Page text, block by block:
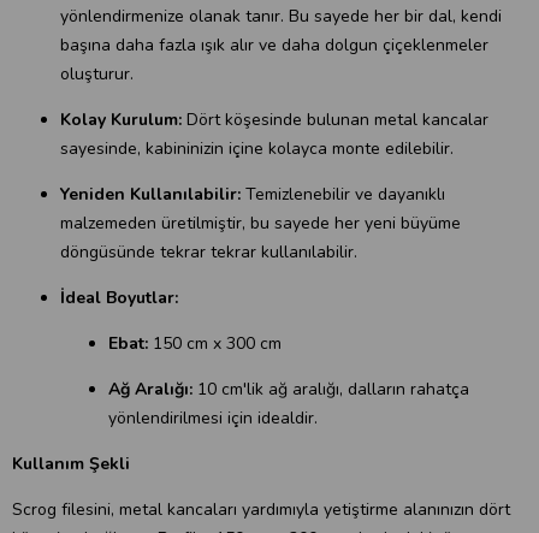
yönlendirmenize olanak tanır. Bu sayede her bir dal, kendi
başına daha fazla ışık alır ve daha dolgun çiçeklenmeler
oluşturur.
Kolay Kurulum: Dört köşesinde bulunan metal kancalar
sayesinde, kabininizin içine kolayca monte edilebilir.
Yeniden Kullanılabilir: Temizlenebilir ve dayanıklı
malzemeden üretilmiştir, bu sayede her yeni büyüme
döngüsünde tekrar tekrar kullanılabilir.
İdeal Boyutlar:
Ebat: 150 cm x 300 cm
Ağ Aralığı: 10 cm'lik ağ aralığı, dalların rahatça
yönlendirilmesi için idealdir.
Kullanım Şekli
Scrog filesini, metal kancaları yardımıyla yetiştirme alanınızın dört